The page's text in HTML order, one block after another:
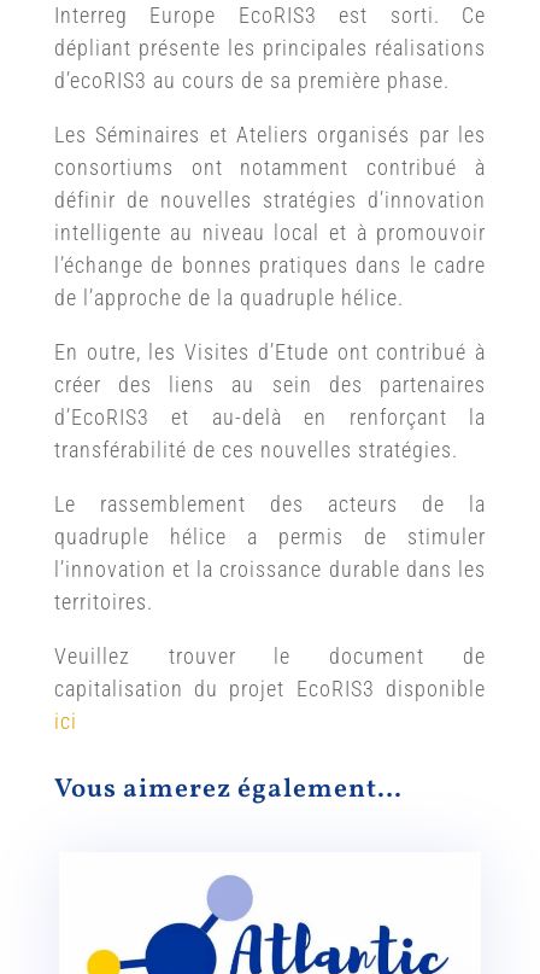
Interreg Europe EcoRIS3 est sorti. Ce
dépliant présente les principales réalisations
d’ecoRIS3 au cours de sa première phase.
Les Séminaires et Ateliers organisés par les
consortiums ont notamment contribué à
définir de nouvelles stratégies d’innovation
intelligente au niveau local et à promouvoir
l’échange de bonnes pratiques dans le cadre
de l’approche de la quadruple hélice.
En outre, les Visites d’Etude ont contribué à
créer des liens au sein des partenaires
d’EcoRIS3 et au-delà en renforçant la
transférabilité de ces nouvelles stratégies.
Le rassemblement des acteurs de la
quadruple hélice a permis de stimuler
l’innovation et la croissance durable dans les
territoires.
Veuillez trouver le document de
capitalisation du projet EcoRIS3 disponible
ici
Vous aimerez également…